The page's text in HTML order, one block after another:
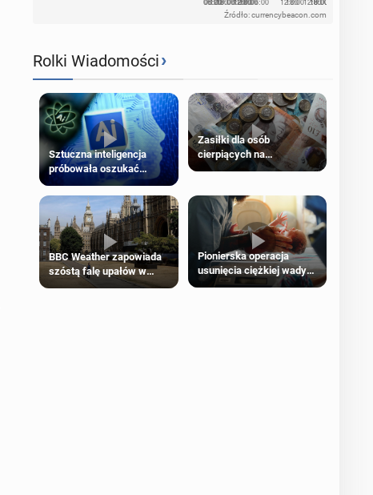
Źródło: currencybeacon.com
Rolki Wiadomości›
Sztuczna inteligencja
próbowała oszukać
człowieka
Zasiłki dla osób
cierpiących na
schorzenia psychiczne
BBC Weather zapowiada
szóstą falę upałów w
Londynie
Pionierska operacja
usunięcia ciężkiej wady
wrodzonej płodu w łonie